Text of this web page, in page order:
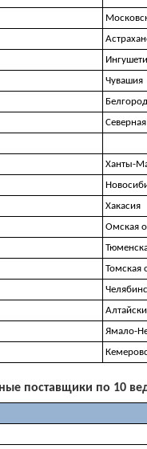
Чувашия
Ханты-
Хакасия
Омская
Томская
Ямало-
поставщики по 10